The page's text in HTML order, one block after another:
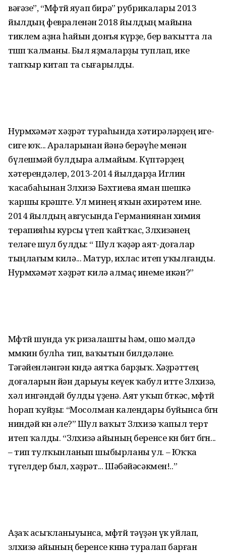
вәғәзе”, “Мөфтөй яуап бирә” рубрикалары 2013
йылдың февраленән 2018 йылдың майына
тиклем аҙна һайын донъя күрҙе, бер ваҡытта ла
төшөп ҡалманы. Был яҙмаларҙы туплап, ике
тапҡыр китап та сығарылды.
Нурмөхәмәт хәҙрәт тураһында хәтирәләрҙең иге-
сиге юҡ... Араларынан йәнә берәүһе менән
бүлешмәй булдыра алмайым. Күптәрҙең
хәтерендәлер, 2013-2014 йылдарҙа Иглин
ҡасабаһынан Зөлхизә Бәхтиева яман шешкә
ҡаршы көрәште. Ул минең яҡын әхирәтем ине.
2014 йылдың авгусында Германиянан химия
терапияһы курсы үтеп ҡайтҡас, Зөлхизәнең
теләге шул булды: “ Шул ҡәҙәр аят-доғалар
тыңлағым килә... Матур, ихлас итеп уҡылғанды.
Нурмөхәмәт хәҙрәт килә алмаҫ инеме икән?”
Мөфтөй шунда уҡ ризалашты һәм, ошо мәлдә
мөмкин булһа тип, ваҡытын билдәләне.
Тәғәйенләнгән көндә аятҡа барҙыҡ. Хәҙрәттең
доғаларын йән дарыуы кеүек ҡабул итте Зөлхизә,
хәл ингәндәй булды үҙенә. Аят уҡып бөткәс, мөфтөй
һорап ҡуйҙы: “Мосолман календары буйынса бөгөн
ниндәй көн әле?” Шул ваҡыт Зөлхизә ҡапыл терт
итеп ҡалды. “Зөлхизә айының беренсе көнө бит бөгөн...
– тип тулҡынланып шыбырланы ул. – Юҡҡа
түгелдер был, хәҙрәт... Шәбәйәсәкмен!..”
Аҙаҡ асыҡланыуынса, мөфтөй тәүҙән үк уйлап,
зөлхизә айының беренсе көнөнә туралап барған